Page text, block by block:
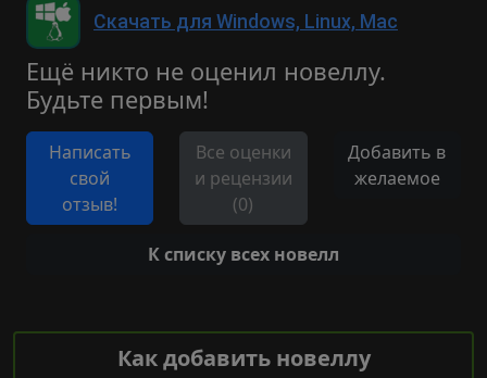
Скачать для Windows, Linux, Mac
Ещё никто не оценил новеллу.
Будьте первым!
Написать
свой
отзыв!
Все оценки
и рецензии
(0)
Добавить в
желаемое
К списку всех новелл
Как добавить новеллу